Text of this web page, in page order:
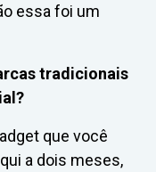
essa foi um
tradicionais
que você
a dois meses,